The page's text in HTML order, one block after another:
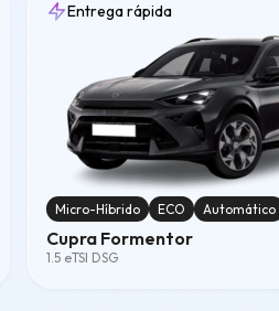
Entrega rápida
Micro-Híbrido ECO Automático
Cupra Formentor
1.5 eTSI DSG